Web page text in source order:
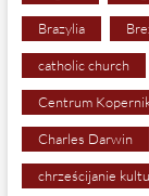
Brazylia
catholic church
Centrum
Charles Darwin
chrześcijanie